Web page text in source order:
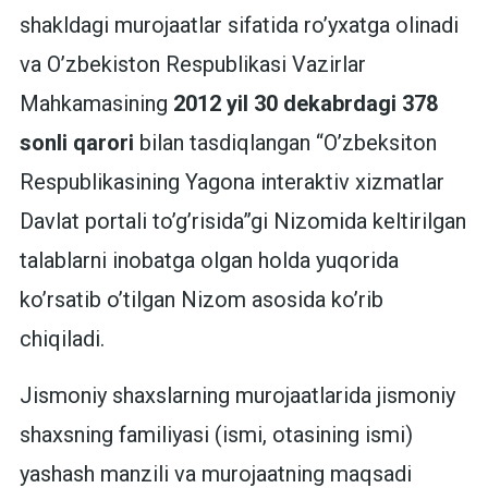
shakldagi murojaatlar sifatida ro’yxatga olinadi
va O’zbekiston Respublikasi Vazirlar
Mahkamasining 2012 yil 30 dekabrdagi 378
sonli qarori bilan tasdiqlangan “O’zbeksiton
Respublikasining Yagona interaktiv xizmatlar
Davlat portali to’g’risida”gi Nizomida keltirilgan
talablarni inobatga olgan holda yuqorida
ko’rsatib o’tilgan Nizom asosida ko’rib
chiqiladi.
Jismoniy shaxslarning murojaatlarida jismoniy
shaxsning familiyasi (ismi, otasining ismi)
yashash manzili va murojaatning maqsadi